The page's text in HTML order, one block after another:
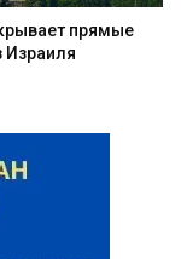
прямые
Израиля